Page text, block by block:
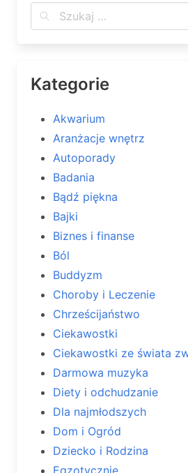
Kategorie
Akwarium
Aranżacje wnętrz
Autoporady
Badania
Bądź piękna
Bajki
Biznes i finanse
Ból
Buddyzm
Choroby i Leczenie
Chrześcijaństwo
Ciekawostki
Ciekawostki ze świata
Darmowa muzyka
Diety i odchudzanie
Dla najmłodszych
Dom i Ogród
Dziecko i Rodzina
Egzotycznie